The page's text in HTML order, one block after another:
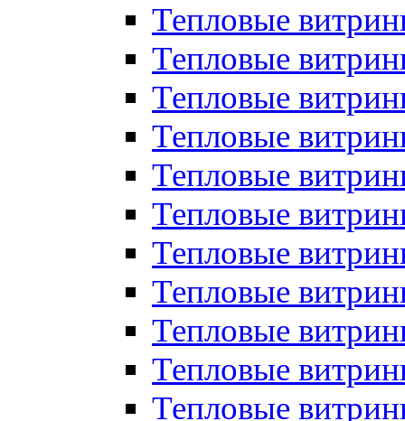
Тепловые
Тепловые
Тепловые
Тепловые
Тепловые
Тепловые
Тепловые
Тепловые
Тепловые
Тепловые
Тепловые